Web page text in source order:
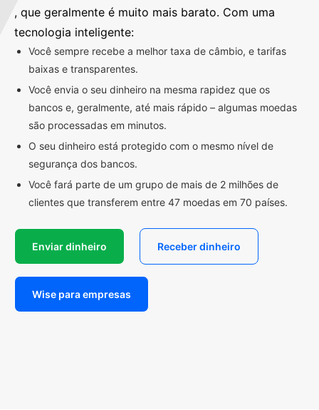
, que geralmente é muito mais barato. Com uma
tecnologia inteligente:
Você sempre recebe a melhor taxa de câmbio, e tarifas
baixas e transparentes.
Você envia o seu dinheiro na mesma rapidez que os
bancos e, geralmente, até mais rápido – algumas moedas
são processadas em minutos.
O seu dinheiro está protegido com o mesmo nível de
segurança dos bancos.
Você fará parte de um grupo de mais de 2 milhões de
clientes que transferem entre 47 moedas em 70 países.
Enviar dinheiro Receber dinheiro
Wise para empresas